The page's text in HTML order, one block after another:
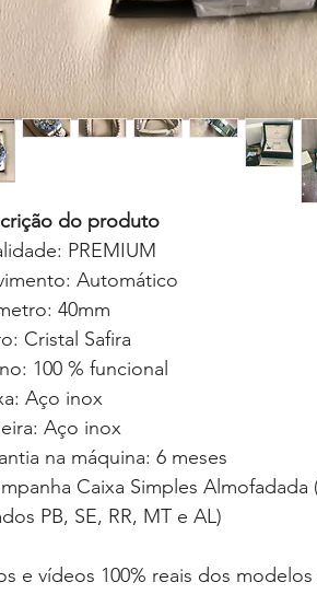
do produto
PREMIUM
Automático
40mm
Cristal Safira
100 % funcional
Aço inox
Aço inox
na máquina: 6 meses
Caixa Simples Almofadada
PB, SE, RR, MT e AL)
e vídeos 100% reais dos modelos